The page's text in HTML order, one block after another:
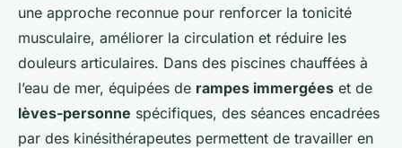
une approche reconnue pour renforcer la tonicité
musculaire, améliorer la circulation et réduire les
douleurs articulaires. Dans des piscines chauffées à
l’eau de mer, équipées de rampes immergées et de
lèves-personne spécifiques, des séances encadrées
par des kinésithérapeutes permettent de travailler en